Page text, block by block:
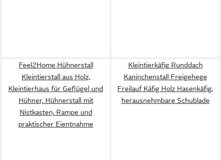
Feel2Home Hühnerstall
Kleintierstall aus Holz,
Kleintierhaus für Geflügel und
Hühner, Hühnerstall mit
Nistkasten, Rampe und
praktischer Eientnahme
Kleintierkäfig Runddach
Kaninchenstall Freigehege
Freilauf Käfig Holz Hasenkäfig,
herausnehmbare Schublade